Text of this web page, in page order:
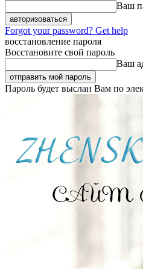
Ваш
Forgot your password? Get help
восстановление пароля
Восстановите свой пароль
Ваш
Пароль будет выслан Вам по